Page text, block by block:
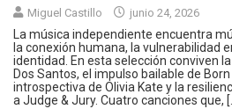
Miguel Castillo junio 24, 2026
La música independiente encuentra
la conexión humana, la vulnerabilidad
identidad. En esta selección conviven
Dos Santos, el impulso bailable de
introspectiva de Olivia Kate y la
a Judge & Jury. Cuatro canciones que,